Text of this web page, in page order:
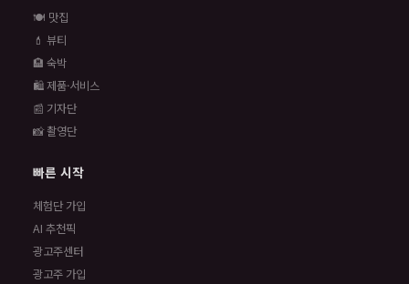
🍽️ 맛집
💄 뷰티
🏨 숙박
🛍️ 제품·서비스
📰 기자단
📸 촬영단
빠른 시작
체험단 가입
AI 추천픽
광고주센터
광고주 가입